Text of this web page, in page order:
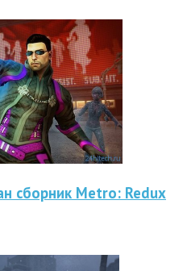
сборник Metro: Redux